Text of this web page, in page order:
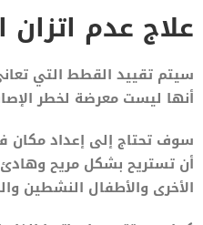
علاج عدم اتزان
سيتم تقييد القطط التي
أنها ليست معرضة لخطر
سوف تحتاج إلى إعداد
أن تستريح بشكل مريح وهادئ،
الأخرى والأطفال النشطين